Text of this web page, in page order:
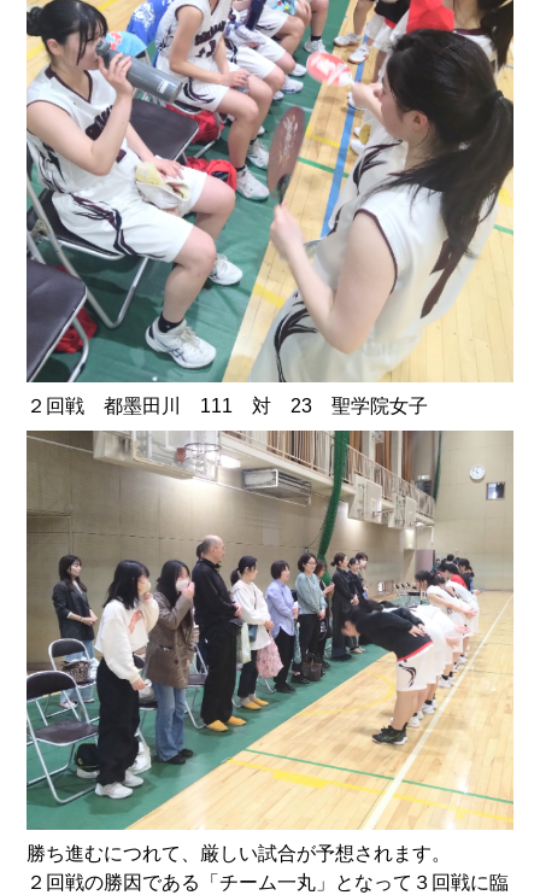
２回戦 都墨田川 111 対 23 聖学院女子
勝ち進むにつれて、厳しい試合が予想されます。
２回戦の勝因である「チーム一丸」となって３回戦に臨